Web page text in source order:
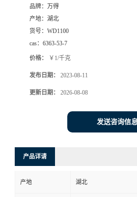
品牌： 万得
产地： 湖北
货号： WD1100
cas： 6363-53-7
价格： ￥1/千克
发布日期： 2023-08-11
更新日期： 2026-08-08
发送咨询信
产品详请
产地 湖北